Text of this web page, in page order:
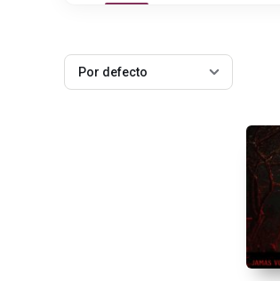
Por defecto